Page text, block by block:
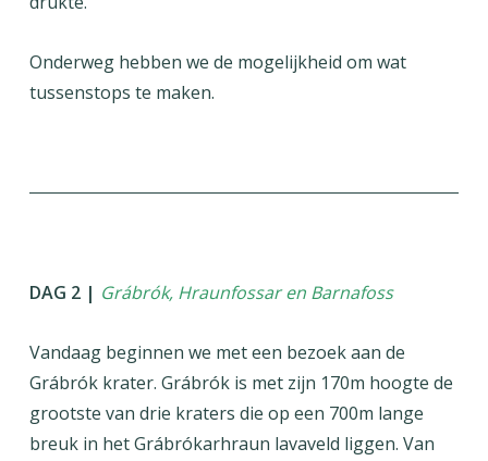
Onderweg hebben we de mogelijkheid om wat
tussenstops te maken.
DAG 2 | Grábrók, Hraunfossar en Barnafoss
Vandaag beginnen we met een bezoek aan de
Grábrók krater. Grábrók is met zijn 170m hoogte de
grootste van drie kraters die op een 700m lange
breuk in het Grábrókarhraun lavaveld liggen. Van